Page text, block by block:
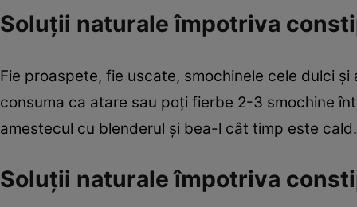
Soluţii naturale împotriva
Fie proaspete, fie uscate, smochinele cele dulci
consuma ca atare sau poţi fierbe 2-3 smochine
amestecul cu blenderul şi bea-l cât timp este cald.
Soluţii naturale împotriva